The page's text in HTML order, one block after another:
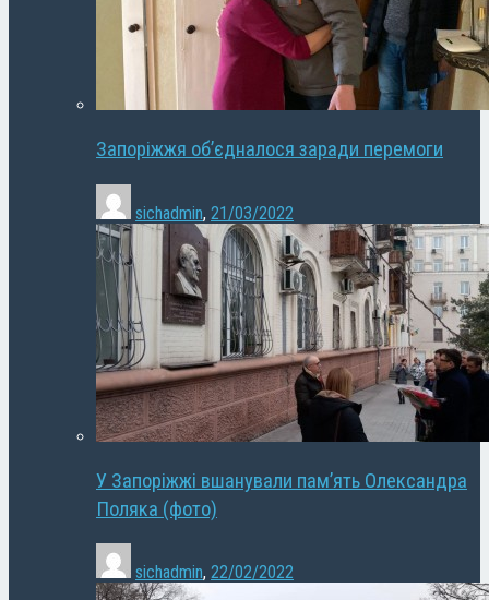
Запоріжжя об’єдналося заради перемоги
sichadmin, 21/03/2022
У Запоріжжі вшанували пам’ять Олександра
Поляка (фото)
sichadmin, 22/02/2022